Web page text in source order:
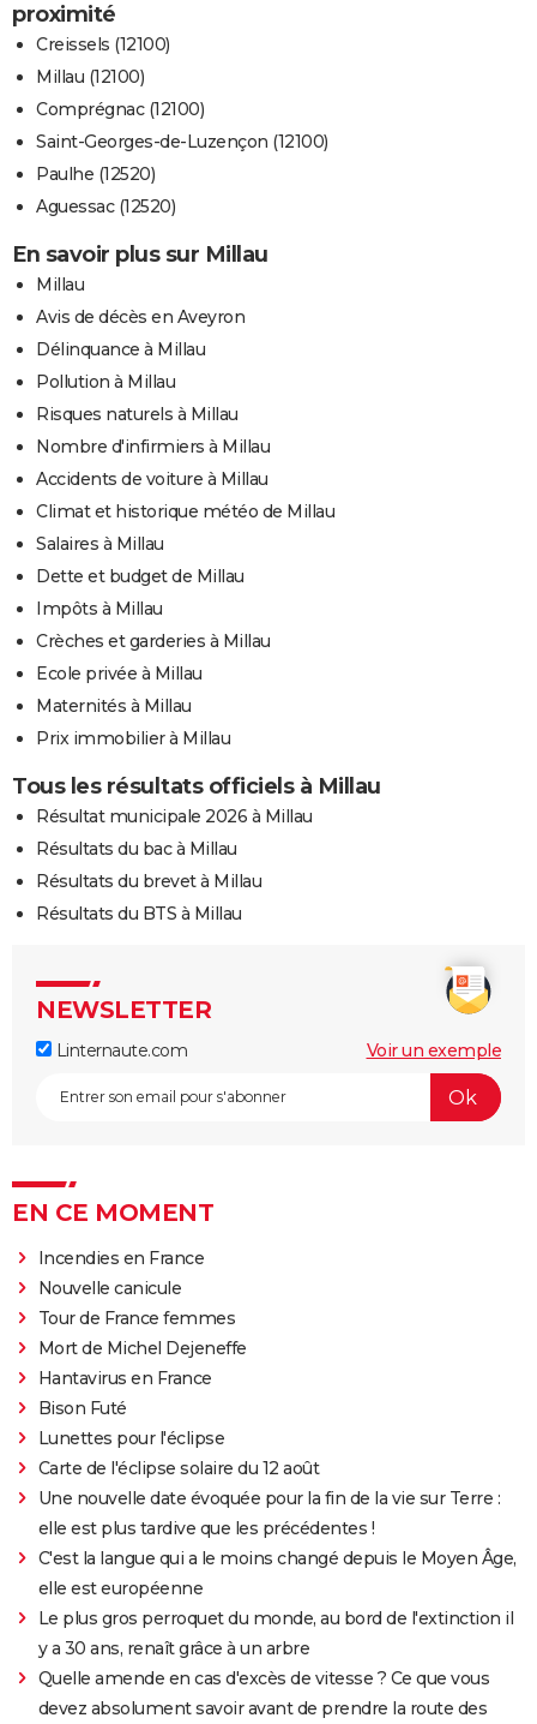
proximité
Creissels (12100)
Millau (12100)
Comprégnac (12100)
Saint-Georges-de-Luzençon (12100)
Paulhe (12520)
Aguessac (12520)
En savoir plus sur Millau
Millau
Avis de décès en Aveyron
Délinquance à Millau
Pollution à Millau
Risques naturels à Millau
Nombre d'infirmiers à Millau
Accidents de voiture à Millau
Climat et historique météo de Millau
Salaires à Millau
Dette et budget de Millau
Impôts à Millau
Crèches et garderies à Millau
Ecole privée à Millau
Maternités à Millau
Prix immobilier à Millau
Tous les résultats officiels à Millau
Résultat municipale 2026 à Millau
Résultats du bac à Millau
Résultats du brevet à Millau
Résultats du BTS à Millau
NEWSLETTER
Linternaute.com Voir un exemple
EN CE MOMENT
Incendies en France
Nouvelle canicule
Tour de France femmes
Mort de Michel Dejeneffe
Hantavirus en France
Bison Futé
Lunettes pour l'éclipse
Carte de l'éclipse solaire du 12 août
Une nouvelle date évoquée pour la fin de la vie sur Terre :
elle est plus tardive que les précédentes !
C'est la langue qui a le moins changé depuis le Moyen Âge,
elle est européenne
Le plus gros perroquet du monde, au bord de l'extinction il
y a 30 ans, renaît grâce à un arbre
Quelle amende en cas d'excès de vitesse ? Ce que vous
devez absolument savoir avant de prendre la route des